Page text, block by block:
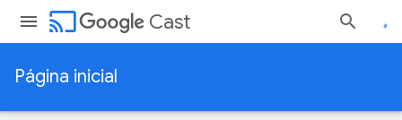
cast Cast
Página inicial